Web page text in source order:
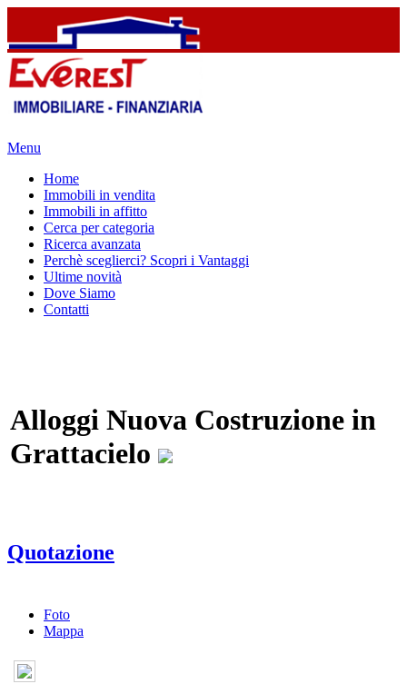
Menu
Home
Immobili in vendita
Immobili in affitto
Cerca per categoria
Ricerca avanzata
Perchè sceglierci? Scopri i Vantaggi
Ultime novità
Dove Siamo
Contatti
Alloggi Nuova Costruzione in
Grattacielo
Quotazione
Foto
Mappa